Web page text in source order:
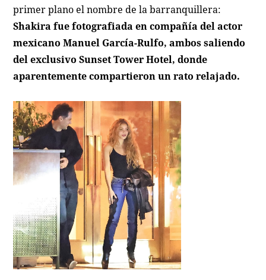
primer plano el nombre de la barranquillera:
Shakira fue fotografiada en compañía del actor
mexicano Manuel García-Rulfo, ambos saliendo
del exclusivo Sunset Tower Hotel, donde
aparentemente compartieron un rato relajado.